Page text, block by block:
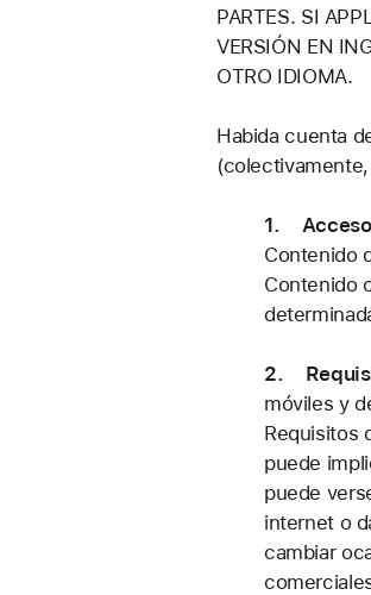
PARTES. SI
VERSIÓN EN
OTRO IDIOMA.
Habida cuenta
1. Acceso
Contenido
Contenido
2.
móviles y
Requisitos
puede
puede
internet o
cambiar